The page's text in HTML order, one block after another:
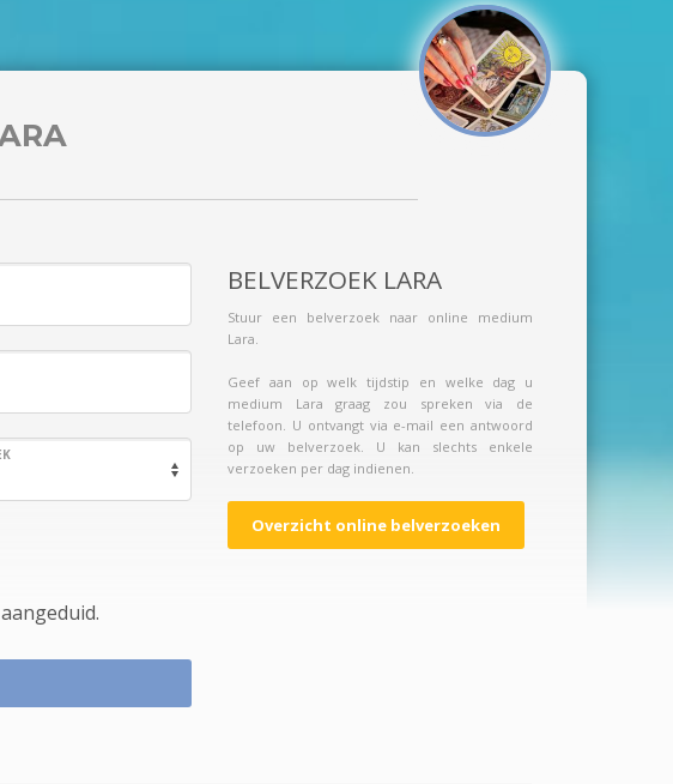
BELVERZOEK LARA
Stuur een belverzoek naar online medium
Lara.
Geef aan op welk tijdstip en welke dag u
medium Lara graag zou spreken via de
telefoon. U ontvangt via e-mail een antwoord
op uw belverzoek. U kan slechts enkele
verzoeken per dag indienen.
Overzicht online belverzoeken